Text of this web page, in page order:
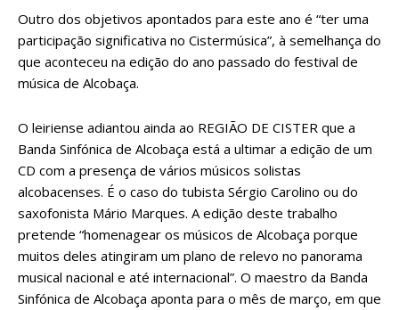
Outro dos objetivos apontados para este ano é “ter uma
participação significativa no Cistermúsica”, à semelhança do
que aconteceu na edição do ano passado do festival de
música de Alcobaça.
O leiriense adiantou ainda ao REGIÃO DE CISTER que a
Banda Sinfónica de Alcobaça está a ultimar a edição de um
CD com a presença de vários músicos solistas
alcobacenses. É o caso do tubista Sérgio Carolino ou do
saxofonista Mário Marques. A edição deste trabalho
pretende “homenagear os músicos de Alcobaça porque
muitos deles atingiram um plano de relevo no panorama
musical nacional e até internacional”. O maestro da Banda
Sinfónica de Alcobaça aponta para o mês de março, em que